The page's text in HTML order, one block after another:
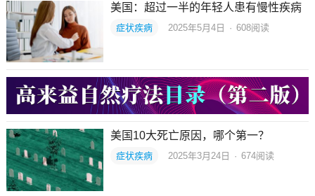
美国：超过一半的年轻人患有慢性疾病
症状疾病 2025年5月4日 · 608阅读
美国10大死亡原因，哪个第一？
症状疾病 2025年3月24日 · 674阅读